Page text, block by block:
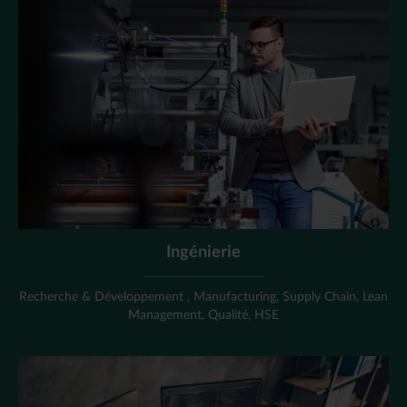
Ingénierie
Recherche & Développement , Manufacturing, Supply Chain, Lean
Management, Qualité, HSE